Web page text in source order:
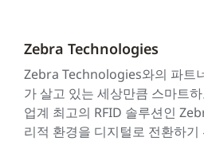
Zebra Technologies
Zebra Technologies와의 파트
가 살고 있는 세상만큼 스마트
업계 최고의 RFID 솔루션인
리적 환경을 디지털로 전환하